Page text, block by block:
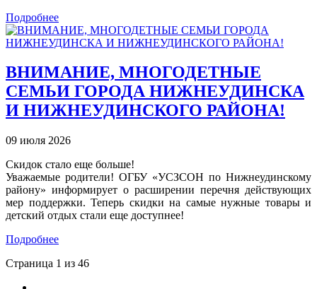
Подробнее
ВНИМАНИЕ, МНОГОДЕТНЫЕ
СЕМЬИ ГОРОДА НИЖНЕУДИНСКА
И НИЖНЕУДИНСКОГО РАЙОНА!
09 июля 2026
Скидок стало еще больше!
Уважаемые родители! ОГБУ «УСЗСОН по Нижнеудинскому
району» информирует о расширении перечня действующих
мер поддержки. Теперь скидки на самые нужные товары и
детский отдых стали еще доступнее!
Подробнее
Страница 1 из 46